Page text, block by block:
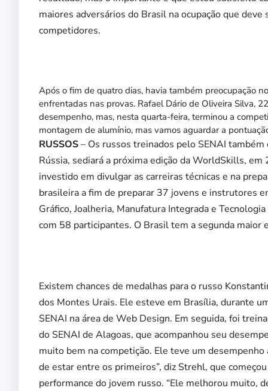
maiores adversários do Brasil na ocupação que
competidores.
Após o fim de quatro dias, havia também preocupação
enfrentadas nas provas. Rafael Dário de Oliveira Silva,
desempenho, mas, nesta quarta-feira, terminou a
montagem de alumínio, mas vamos aguardar a
RUSSOS– Os russos treinados pelo SENAI
Rússia, sediará a próxima edição da WorldSkills,
investido em divulgar as carreiras técnicas e na
brasileira a fim de preparar 37 jovens e instrutores
Gráfico, Joalheria, Manufatura Integrada e
com 58 participantes. O Brasil tem a segunda maior
Existem chances de medalhas para o russo
dos Montes Urais. Ele esteve em Brasília, durante
SENAI na área de Web Design. Em seguida, foi
do SENAI de Alagoas, que acompanhou seu
muito bem na competição. Ele teve um
de estar entre os primeiros”, diz Strehl, que
performance do jovem russo. “Ele melhorou muito,